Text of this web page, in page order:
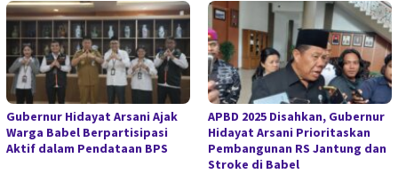
Gubernur Hidayat Arsani Ajak
Warga Babel Berpartisipasi
Aktif dalam Pendataan BPS
APBD 2025 Disahkan, Gubernur
Hidayat Arsani Prioritaskan
Pembangunan RS Jantung dan
Stroke di Babel